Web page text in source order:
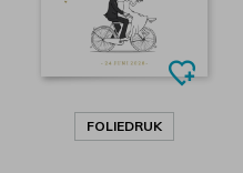
FOLIEDRUK